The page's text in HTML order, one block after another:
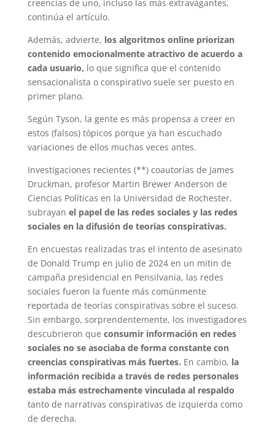
creencias de uno, incluso las más extravagantes,
continúa el artículo.
Además, advierte, los algoritmos online priorizan
contenido emocionalmente atractivo de acuerdo a
cada usuario, lo que significa que el contenido
sensacionalista o conspirativo suele ser puesto en
primer plano.
Según Tyson, la gente es más propensa a creer en
estos (falsos) tópicos porque ya han escuchado
variaciones de ellos muchas veces antes.
Investigaciones recientes (**) coautorías de James
Druckman, profesor Martin Brewer Anderson de
Ciencias Políticas en la Universidad de Rochester,
subrayan el papel de las redes sociales y las redes
sociales en la difusión de teorías conspirativas.
En encuestas realizadas tras el intento de asesinato
de Donald Trump en julio de 2024 en un mitin de
campaña presidencial en Pensilvania, las redes
sociales fueron la fuente más comúnmente
reportada de teorías conspirativas sobre el suceso.
Sin embargo, sorprendentemente, los investigadores
descubrieron que consumir información en redes
sociales no se asociaba de forma constante con
creencias conspirativas más fuertes. En cambio, la
información recibida a través de redes personales
estaba más estrechamente vinculada al respaldo
tanto de narrativas conspirativas de izquierda como
de derecha.